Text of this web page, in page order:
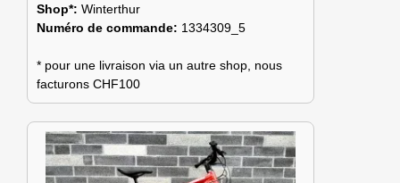
Shop*: Winterthur
Numéro de commande: 1334309_5
* pour une livraison via un autre shop, nous
facturons CHF100